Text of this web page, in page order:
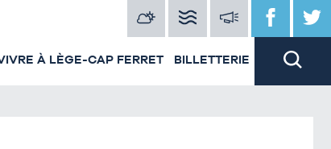
À LÈGE-CAP FERRET BILLETTERIE